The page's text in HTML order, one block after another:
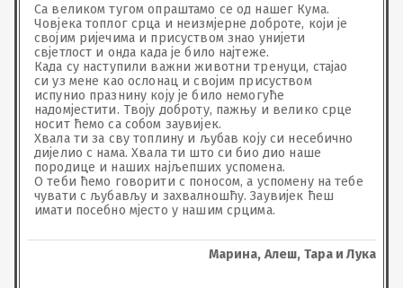
Са великом тугом опраштамо се од нашег Кума.
Човјека топлог срца и неизмјерне доброте, који је
својим ријечима и присуством знао унијети
свјетлост и онда када је било најтеже.
Када су наступили важни животни тренуци, стајао
си уз мене као ослонац и својим присуством
испунио празнину коју је било немогуће
надомјестити. Твоју доброту, пажњу и велико срце
носит ћемо са собом заувијек.
Хвала ти за сву топлину и љубав коју си несебично
дијелио с нама. Хвала ти што си био дио наше
породице и наших најљепших успомена.
О теби ћемо говорити с поносом, а успомену на тебе
чувати с љубављу и захвалношћу. Заувијек ћеш
имати посебно мјесто у нашим срцима.
Марина, Алеш, Тара и Лука